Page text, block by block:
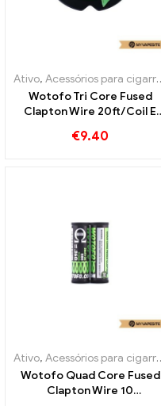
Ativo, Acessórios para cigarros eletrônicos
Wotofo Tri Core Fused
Clapton Wire 20ft/Coil E
Custom
€9.40
Ativo, Acessórios para cigarros eletrônicos
Wotofo Quad Core Fused
Clapton Wire 10